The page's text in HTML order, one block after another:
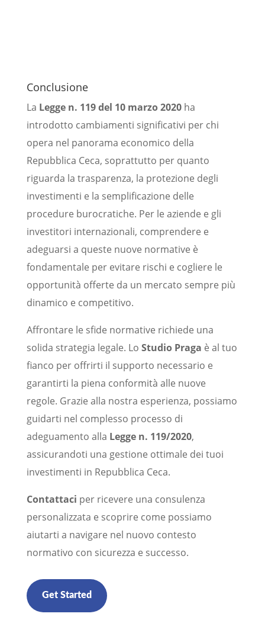
Conclusione
La Legge n. 119 del 10 marzo 2020ha
introdotto cambiamenti significativi per chi
opera nel panorama economico della
Repubblica Ceca, soprattutto per quanto
riguarda la trasparenza, la protezione degli
investimenti e la semplificazione delle
procedure burocratiche. Per le aziende e gli
investitori internazionali, comprendere e
adeguarsi a queste nuove normative è
fondamentale per evitare rischi e cogliere le
opportunità offerte da un mercato sempre più
dinamico e competitivo.
Affrontare le sfide normative richiede una
solida strategia legale. Lo Studio Praga è al tuo
fianco per offrirti il supporto necessario e
garantirti la piena conformità alle nuove
regole. Grazie alla nostra esperienza, possiamo
guidarti nel complesso processo di
adeguamento alla Legge n. 119/2020,
assicurandoti una gestione ottimale dei tuoi
investimenti in Repubblica Ceca.
Contattaci per ricevere una consulenza
personalizzata e scoprire come possiamo
aiutarti a navigare nel nuovo contesto
normativo con sicurezza e successo.
Get Started